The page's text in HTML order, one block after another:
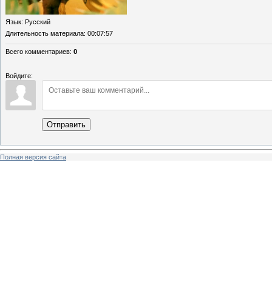
Язык: Русский
Длительность материала: 00:07:57
Всего комментариев: 0
Войдите:
Отправить
Полная версия сайта